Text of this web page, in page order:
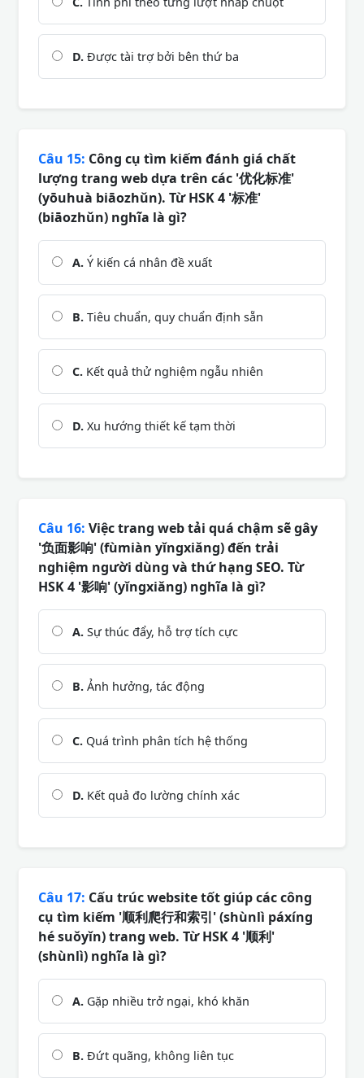
D. Được tài trợ bởi bên thứ ba
Câu 15: Công cụ tìm kiếm đánh giá chất
lượng trang web dựa trên các '优化标准'
(yōuhuà biāozhǔn). Từ HSK 4 '标准'
(biāozhǔn) nghĩa là gì?
A. Ý kiến cá nhân đề xuất
B. Tiêu chuẩn, quy chuẩn định sẵn
C. Kết quả thử nghiệm ngẫu nhiên
D. Xu hướng thiết kế tạm thời
Câu 16: Việc trang web tải quá chậm sẽ gây
'负面影响' (fùmiàn yǐngxiǎng) đến trải
nghiệm người dùng và thứ hạng SEO. Từ
HSK 4 '影响' (yǐngxiǎng) nghĩa là gì?
A. Sự thúc đẩy, hỗ trợ tích cực
B. Ảnh hưởng, tác động
C. Quá trình phân tích hệ thống
D. Kết quả đo lường chính xác
Câu 17: Cấu trúc website tốt giúp các công
cụ tìm kiếm '顺利爬行和索引' (shùnlì páxíng
hé suǒyǐn) trang web. Từ HSK 4 '顺利'
(shùnlì) nghĩa là gì?
A. Gặp nhiều trở ngại, khó khăn
B. Đứt quãng, không liên tục